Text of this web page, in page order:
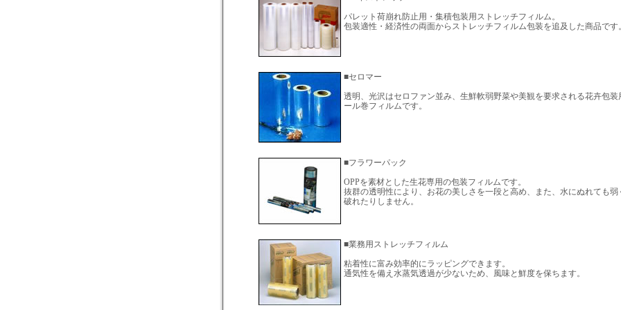
パレット荷崩れ防止用・集積包装用ストレッチフィルム。
包装適性・経済性の両面からストレッチフィルム包装を追及した商品です。
■セロマー
透明、光沢はセロファン並み、生鮮軟弱野菜や美観を要求される花卉包装
ール巻フィルムです。
■フラワーパック
OPPを素材とした生花専用の包装フィルムです。
抜群の透明性により、お花の美しさを一段と高め、また、水にぬれても弱
破れたりしません。
■業務用ストレッチフィルム
粘着性に富み効率的にラッピングできます。
通気性を備え水蒸気透過が少ないため、風味と鮮度を保ちます。